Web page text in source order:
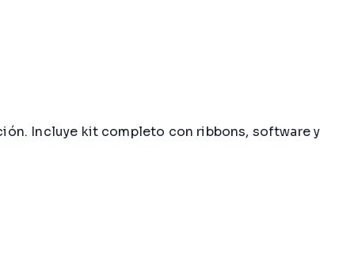
Incluye kit completo con ribbons, software y